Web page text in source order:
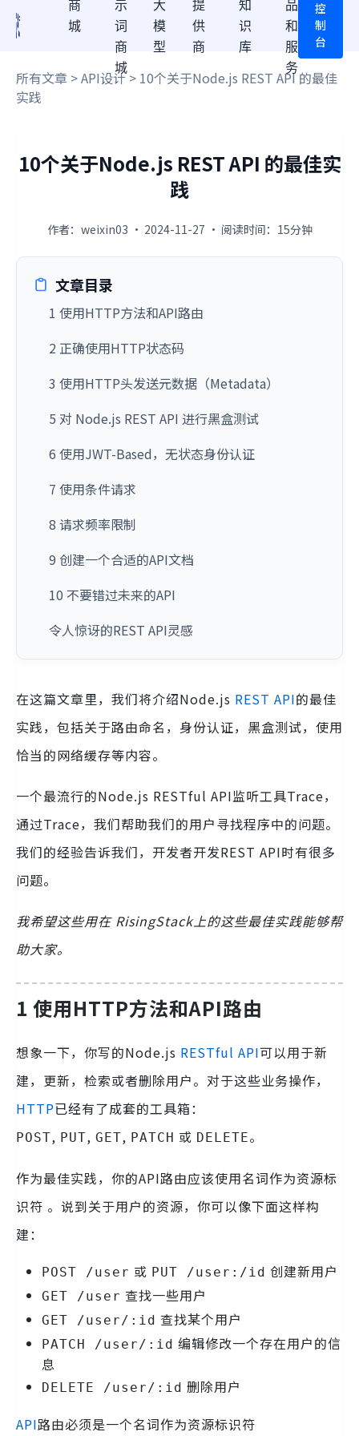
商
城
示
词
商
城
大
模
型
提
供
商
知
识
库
品
和
服
务
控
制
台
所有文章 >API设计> 10个关于Node.js REST API 的最佳
实践
10个关于Node.js REST API 的最佳实
践
作者：weixin03 · 2024-11-27 · 阅读时间：15分钟
文章目录
1 使用HTTP方法和API路由
2 正确使用HTTP状态码
3 使用HTTP头发送元数据（Metadata）
5 对 Node.js REST API 进行黑盒测试
6 使用JWT-Based，无状态身份认证
7 使用条件请求
8 请求频率限制
9 创建一个合适的API文档
10 不要错过未来的API
令人惊讶的REST API灵感
在这篇文章里，我们将介绍Node.js REST API的最佳
实践，包括关于路由命名，身份认证，黑盒测试，使用
恰当的网络缓存等内容。
一个最流行的Node.js RESTful API监听工具Trace，
通过Trace，我们帮助我们的用户寻找程序中的问题。
我们的经验告诉我们，开发者开发REST API时有很多
问题。
我希望这些用在 RisingStack上的这些最佳实践能够帮
助大家。
1 使用HTTP方法和API路由
想象一下，你写的Node.js RESTful API可以用于新
建，更新，检索或者删除用户。对于这些业务操作，
HTTP已经有了成套的工具箱：
POST, PUT, GET, PATCH 或 DELETE。
作为最佳实践，你的API路由应该使用名词作为资源标
识符 。说到关于用户的资源，你可以像下面这样构
建：
POST /user 或 PUT /user:/id 创建新用户
GET /user 查找一些用户
GET /user/:id 查找某个用户
PATCH /user/:id 编辑修改一个存在用户的信
息
DELETE /user/:id 删除用户
API路由必须是一个名词作为资源标识符